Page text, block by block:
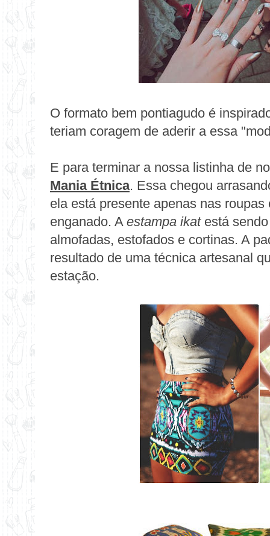
O formato bem pontiagudo é
teriam coragem de aderir a essa
E para terminar a nossa listinha de
Mania Étnica. Essa chegou
ela está presente apenas nas
enganado. A estampa ikatestá sendo
almofadas, estofados e cortinas. A
resultado de uma técnica artesanal
estação.